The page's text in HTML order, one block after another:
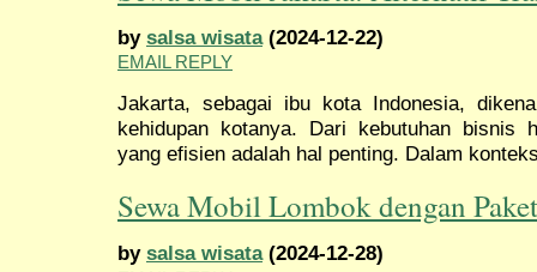
by salsa wisata(2024-12-22)
EMAIL REPLY
Jakarta, sebagai ibu kota Indonesia,
kehidupan kotanya. Dari kebutuhan bisnis
yang efisien adalah hal penting. Dalam
Sewa Mobil Lombok dengan
by salsa wisata(2024-12-28)